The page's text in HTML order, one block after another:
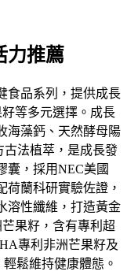
力推薦
食品系列，提供成長
等多元選擇。成長
海藻鈣、天然酵母陽
古法植萃，是成長發
囊，採用NEC美國
荷蘭科研實驗佐證，
溶性纖維，打造黃金
果籽，含有專利超
專利非洲芒果籽及
鬆維持健康體態。